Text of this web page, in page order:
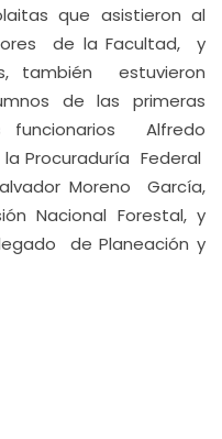
que asistieron al
de la Facultad, y
también estuvieron
de las primeras
funcionarios Alfredo
Procuraduría Federal
Moreno García,
Nacional Forestal, y
de Planeación y